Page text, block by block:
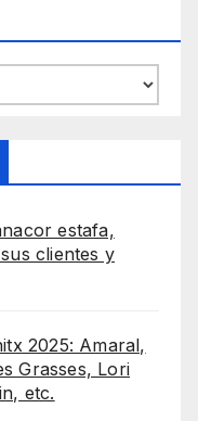
estafa,
clientes y
2025: Amaral,
Grasses, Lori
etc.